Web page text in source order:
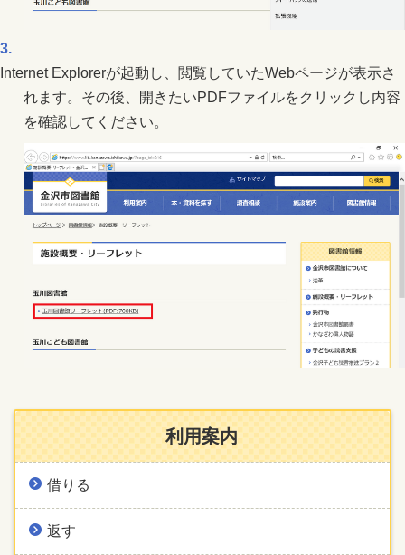
Internet Explorerが起動し、閲覧していたWebページが表示さ
れます。その後、開きたいPDFファイルをクリックし内容
を確認してください。
利用案内
借りる
返す